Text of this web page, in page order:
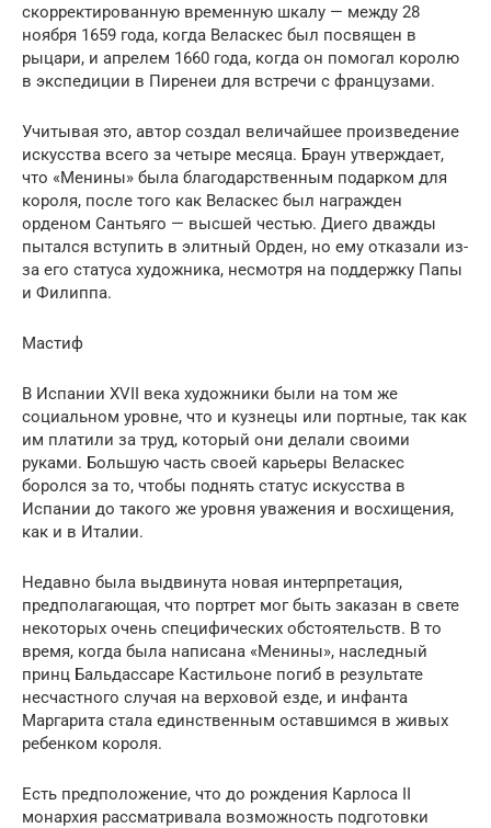
скорректированную временную шкалу — между 28
ноября 1659 года, когда Веласкес был посвящен в
рыцари, и апрелем 1660 года, когда он помогал королю
в экспедиции в Пиренеи для встречи с французами.
Учитывая это, автор создал величайшее произведение
искусства всего за четыре месяца. Браун утверждает,
что «Менины» была благодарственным подарком для
короля, после того как Веласкес был награжден
орденом Сантьяго — высшей честью. Диего дважды
пытался вступить в элитный Орден, но ему отказали из-
за его статуса художника, несмотря на поддержку Папы
и Филиппа.
Мастиф
В Испании XVII века художники были на том же
социальном уровне, что и кузнецы или портные, так как
им платили за труд, который они делали своими
руками. Большую часть своей карьеры Веласкес
боролся за то, чтобы поднять статус искусства в
Испании до такого же уровня уважения и восхищения,
как и в Италии.
Недавно была выдвинута новая интерпретация,
предполагающая, что портрет мог быть заказан в свете
некоторых очень специфических обстоятельств. В то
время, когда была написана «Менины», наследный
принц Бальдассаре Кастильоне погиб в результате
несчастного случая на верховой езде, и инфанта
Маргарита стала единственным оставшимся в живых
ребенком короля.
Есть предположение, что до рождения Карлоса II
монархия рассматривала возможность подготовки